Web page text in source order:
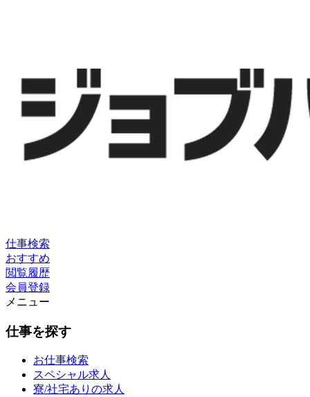
仕事検索
おすすめ
閲覧履歴
会員登録
メニュー
仕事を探す
お仕事検索
スペシャル求人
寮/社宅ありの求人